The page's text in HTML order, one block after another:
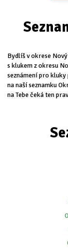
Bydlíš v okrese
s klukem z okresu
seznámení pro
na naší seznamku
na Tebe čeká ten